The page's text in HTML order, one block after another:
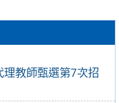
教師甄選第7次招